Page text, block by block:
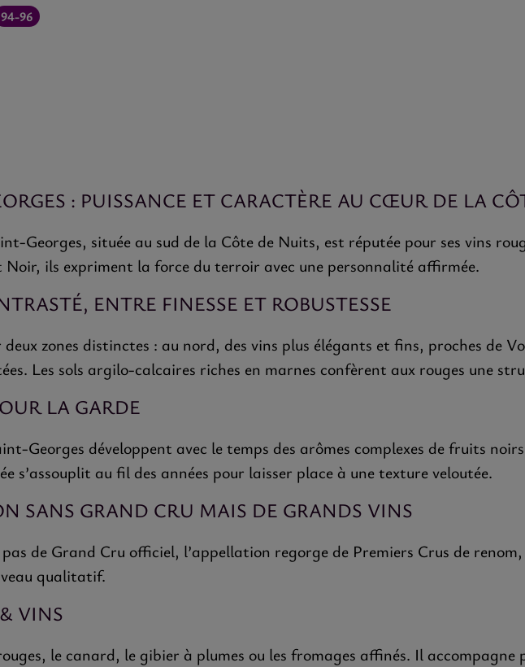
94-96
: PUISSANCE ET CARACTÈRE AU CŒUR DE LA
Georges, située au sud de la Côte de Nuits, est réputée pour ses vins
Noir, ils expriment la force du terroir avec une personnalité affirmée.
ENTRE FINESSE ET ROBUSTESSE
deux zones distinctes : au nord, des vins plus élégants et fins, proches de
Les sols argilo-calcaires riches en marnes confèrent aux rouges une
LA GARDE
Georges développent avec le temps des arômes complexes de fruits
s’assouplit au fil des années pour laisser place à une texture veloutée.
SANS GRAND CRU MAIS DE GRANDS VINS
pas de Grand Cru officiel, l’appellation regorge de Premiers Crus de
qualitatif.
VINS
le canard, le gibier à plumes ou les fromages affinés. Il